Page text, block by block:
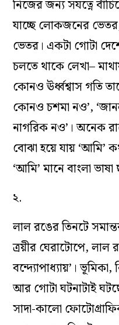
নিজের জন‌্য সযত্নে
যাচ্ছে লোকজনের
ভেতর। একটা গোটা
চলতে থাকে লেখা–
কোনও ঊর্ধ্বশ্বাস গতি
কোনও চশমা নও’,
নাগরিক নও’। অনেক
বোঝা হয়ে যায় ‘আমি’
‘আমি’ মানে বাংলা
২.
লাল রঙের তিনটে
ত্রয়ীর ঘেরাটোপে,
বন্দ‌্যোপাধ‌্যায়’। ভূমিকা,
আর গোটা ঘটনাটাই
সাদা-কালো